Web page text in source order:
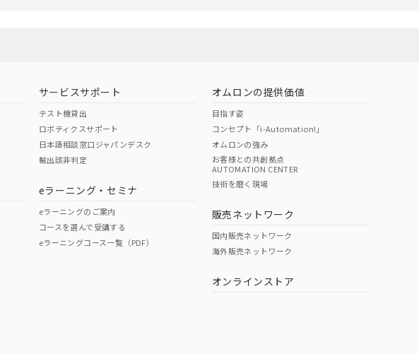
サービスサポート
テスト機貸出
ロボティクスサポート
日本語相談窓口ジャパンデスク
輸出該非判定
eラーニング・セミナ
eラーニングのご案内
コースを選んで受講する
eラーニングコース一覧（PDF）
オムロンの提供価値
目指す姿
コンセプト「i-Automation!」
オムロンの強み
お客様との共創拠点
AUTOMATION CENTER
技術を磨く現場
販売ネットワーク
国内販売ネットワーク
海外販売ネットワーク
オンラインストア